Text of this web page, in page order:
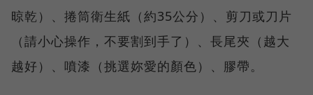
晾乾）、捲筒衛生紙（約35公分）、剪刀或刀片
（請小心操作，不要割到手了）、長尾夾（越大
越好）、噴漆（挑選妳愛的顏色）、膠帶。